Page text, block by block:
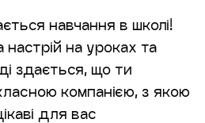
навчання в школі!
на уроках та
здається, що ти
компанією, з якою
для вас